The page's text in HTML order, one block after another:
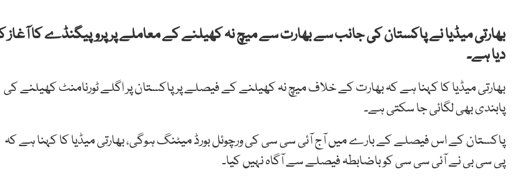
بھارتی میڈیا نے پاکستان کی جانب سے بھارت سے میچ نہ کھیلنے کے معاملے پر پروپیگنڈے کا آغاز
دیا ہے۔
بھارتی میڈیا کا کہنا ہے کہ بھارت کے خلاف میچ نہ کھیلنے کے فیصلے پر پاکستان پر اگلے ٹورنامنٹ کھیلنے کی
پابندی بھی لگائی جا سکتی ہے۔
پاکستان کے اس فیصلے کے بارے میں آج آئی سی سی کی ورچوئل بورڈ میٹنگ ہوگی، بھارتی میڈیا کا کہنا ہے کہ
پی سی بی نے آئی سی سی کو باضابطہ فیصلے سے آگاہ نہیں کیا۔